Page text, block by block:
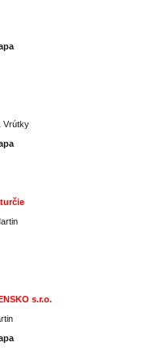
Vrútky
s.r.o.